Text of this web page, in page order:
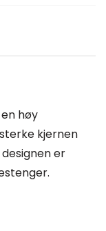
høy
kjernen
er